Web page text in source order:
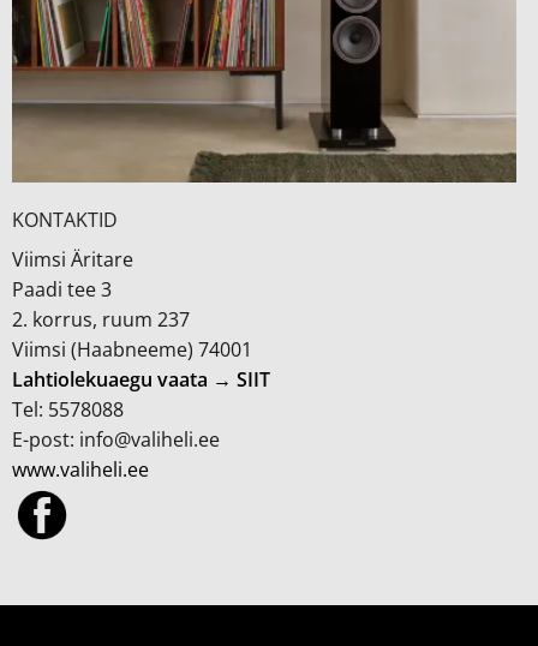
KONTAKTID
Viimsi Äritare
Paadi tee 3
2. korrus, ruum 237
Viimsi (Haabneeme) 74001
Lahtiolekuaegu vaata → SIIT
Tel: 5578088
E-post: info@valiheli.ee
www.valiheli.ee